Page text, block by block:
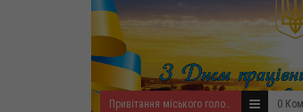
Привітання міського голови 0